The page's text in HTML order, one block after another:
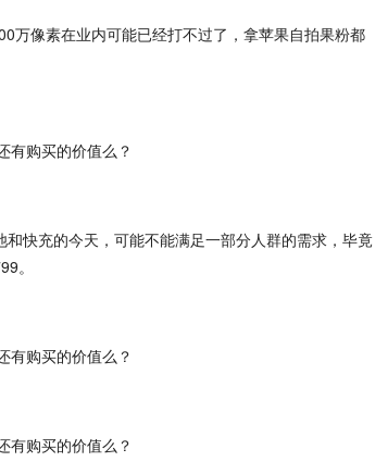
万像素在业内可能已经打不过了，拿苹果自拍果粉都
快充的今天，可能不能满足一部分人群的需求，毕竟
。